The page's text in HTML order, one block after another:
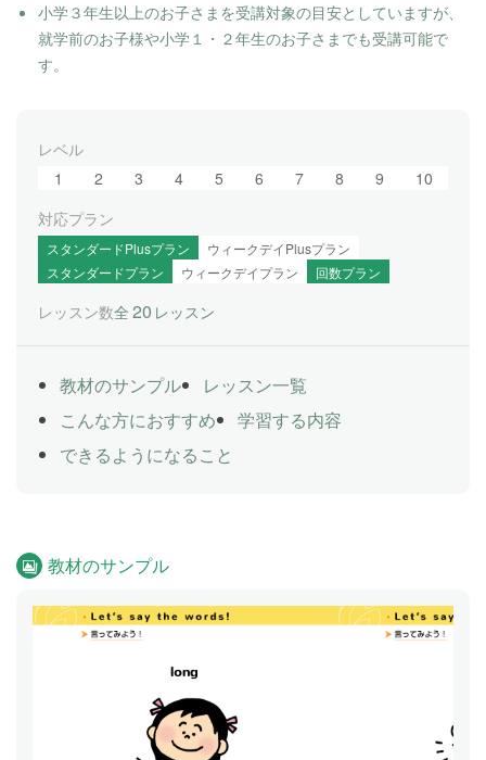
小学３年生以上のお子さまを受講対象の目安としていますが、
就学前のお子様や小学１・２年生のお子さまでも受講可能で
す。
レベル
1
2 3 4 5 6 7 8 9
10
対応プラン
スタンダードPlusプラン
ウィークデイPlusプラン
スタンダードプラン
ウィークデイプラン 回数プラン
レッスン数全 20 レッスン
教材のサンプル
レッスン一覧
こんな方におすすめ
学習する内容
できるようになること
教材のサンプル